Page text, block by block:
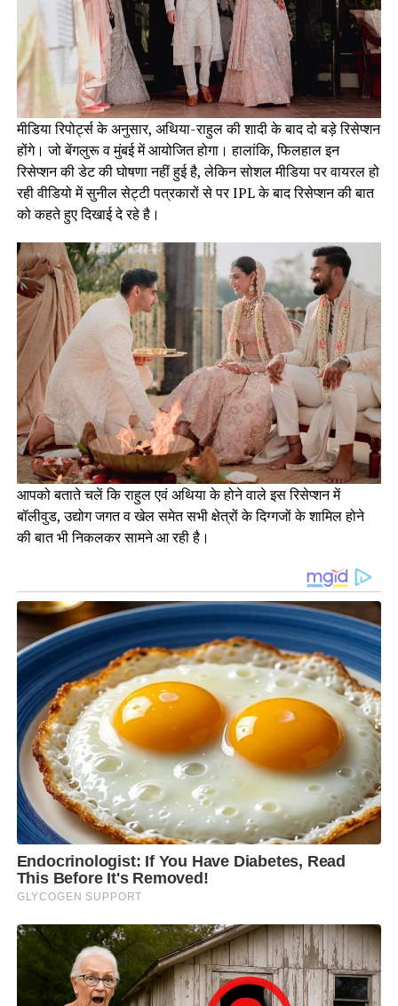
मीडिया रिपोर्ट्स के अनुसार, अथिया-राहुल की शादी के बाद दो बड़े रिसेप्शन
होंगे। जो बेंगलुरू व मुंबई में आयोजित होगा। हालांकि, फिलहाल इन
रिसेप्शन की डेट की घोषणा नहीं हुई है, लेकिन सोशल मीडिया पर वायरल हो
रही वीडियो में सुनील सेट्टी पत्रकारों से पर IPL के बाद रिसेप्शन की बात
को कहते हुए दिखाई दे रहे है।
आपको बताते चलें कि राहुल एवं अथिया के होने वाले इस रिसेप्शन में
बॉलीवुड, उद्योग जगत व खेल समेत सभी क्षेत्रों के दिग्गजों के शामिल होने
की बात भी निकलकर सामने आ रही है।